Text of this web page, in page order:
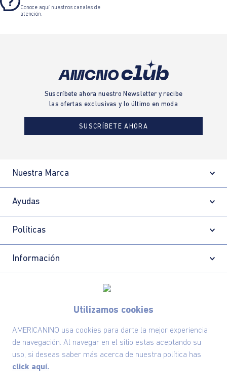
Utilizamos cookies
AMERICANINO usa cookies para darte la mejor experiencia
de navegación. Al navegar en el sitio estas aceptando su
uso, si deseas saber más acerca de nuestra política has
click aquí.
Conoce aquí nuestros canales de
atención.
Suscríbete ahora nuestro Newsletter y recibe
las ofertas exclusivas y lo último en moda
SUSCRÍBETE AHORA
Nuestra Marca
Ayudas
Políticas
Información